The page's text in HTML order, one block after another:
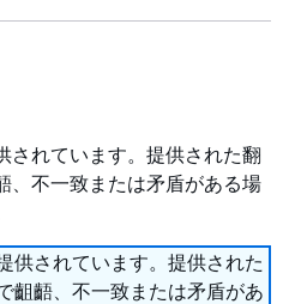
されています。提供された翻
、不一致または矛盾がある場
供されています。提供された
齟齬、不一致または矛盾があ